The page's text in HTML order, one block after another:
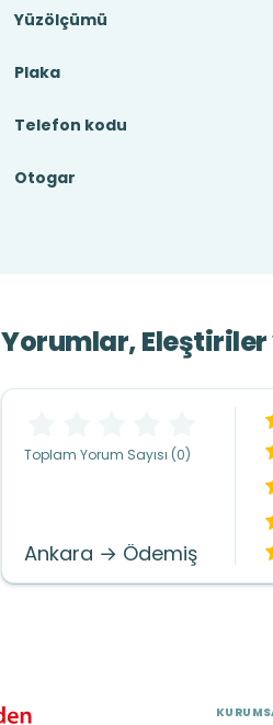
Yüzölçümü
Plaka
Telefon kodu
Otogar
Yorumlar,
Toplam Yorum Sayısı (0)
Ankara → Ödemiş